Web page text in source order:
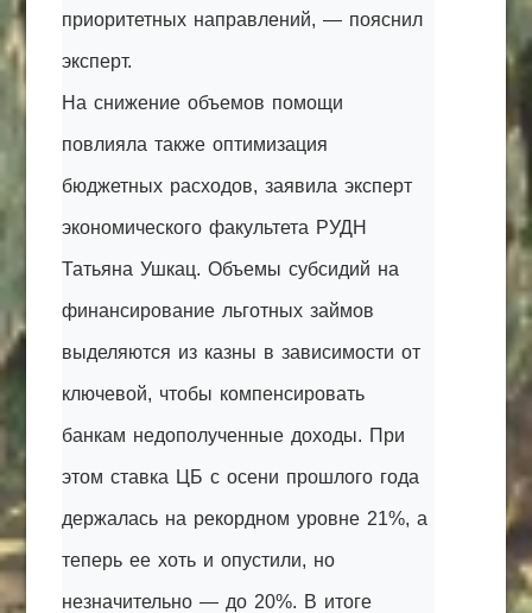
приоритетных направлений, — пояснил
эксперт.
На снижение объемов помощи
повлияла также оптимизация
бюджетных расходов, заявила эксперт
экономического факультета РУДН
Татьяна Ушкац. Объемы субсидий на
финансирование льготных займов
выделяются из казны в зависимости от
ключевой, чтобы компенсировать
банкам недополученные доходы. При
этом ставка ЦБ с осени прошлого года
держалась на рекордном уровне 21%, а
теперь ее хоть и опустили, но
незначительно — до 20%. В итоге